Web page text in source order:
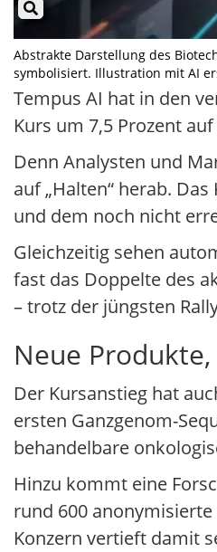
Abstrakte Darstellung des
symbolisiert. Illustration mit AI
Tempus AI hat in den
Kurs um 7,5 Prozent
Denn Analysten und
auf „Halten“ herab.
und dem noch nicht
Gleichzeitig sehen
fast das Doppelte des
– trotz der jüngsten
Neue
Der Kursanstieg hat
ersten Ganzgenom-
behandelbare
Hinzu kommt eine
rund 600
Konzern vertieft damit